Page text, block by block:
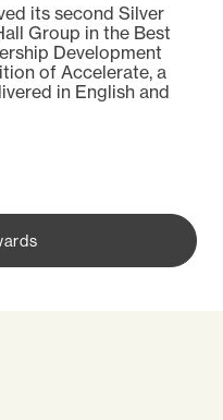
its second Silver
Group in the Best
Development
of Accelerate, a
in English and
tab)